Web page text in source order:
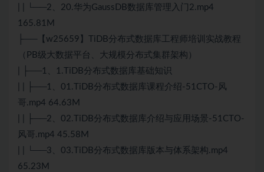
| | └──2、20.华为GaussDB数据库管理入门2.mp4
165.81M
├──【w25659】TiDB分布式数据库工程师培训实战教程
（PB级大数据平台、大规模分布式集群架构）
| ├──1、1.TiDB分布式数据库基础知识
| | ├──1、01.TiDB分布式数据库课程介绍-51CTO-风
哥.mp4 64.63M
| | ├──2、02.TiDB分布式数据库介绍与应用场景-51CTO-
风哥.mp4 45.58M
| | └──3、03.TiDB分布式数据库版本与体系架构.mp4
65.23M